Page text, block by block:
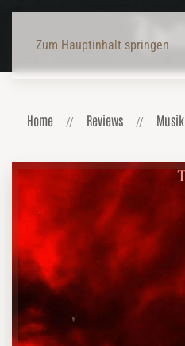
Zum Hauptinhalt springen
Home Reviews Musik